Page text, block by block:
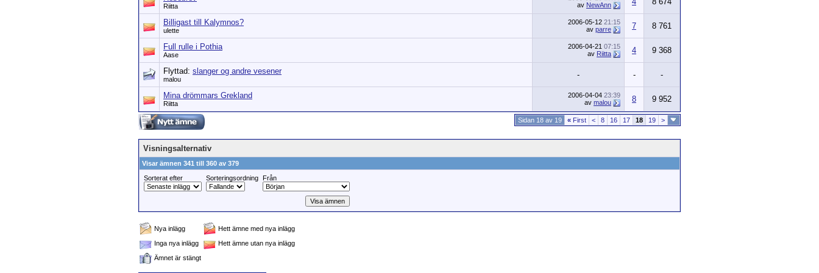
Riitta
av NewAnn
Billigast till Kalymnos?
ulette
2006-05-12 21:15
av parre 7 8 761
Full rulle i Pothia
Aase
2006-04-21 07:15
av Riitta 4 9 368
Flyttad: slanger og andre vesener
malou - - -
Mina drömmars Grekland
Riitta
2006-04-04 23:39
av malou 8 9 952
Sidan 18 av 19 « First < 8 16 17 18 19 >
Visningsalternativ
Visar ämnen 341 till 360 av 379
Sorterat efter
Sorteringsordning Från
Nya inlägg
Hett ämne med nya inlägg
Inga nya inlägg
Hett ämne utan nya inlägg
Ämnet är stängt